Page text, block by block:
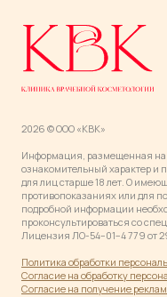
2026 © ООО «КВК»
Информация, размещенная на
ознакомительный характер и
для лиц старше 18 лет. О
противопоказаниях или для
подробной информации
проконсультироваться со
Лицензия ЛО-54−01−4 779 от
Политика обработки
Согласие на обработку
Согласие на получение